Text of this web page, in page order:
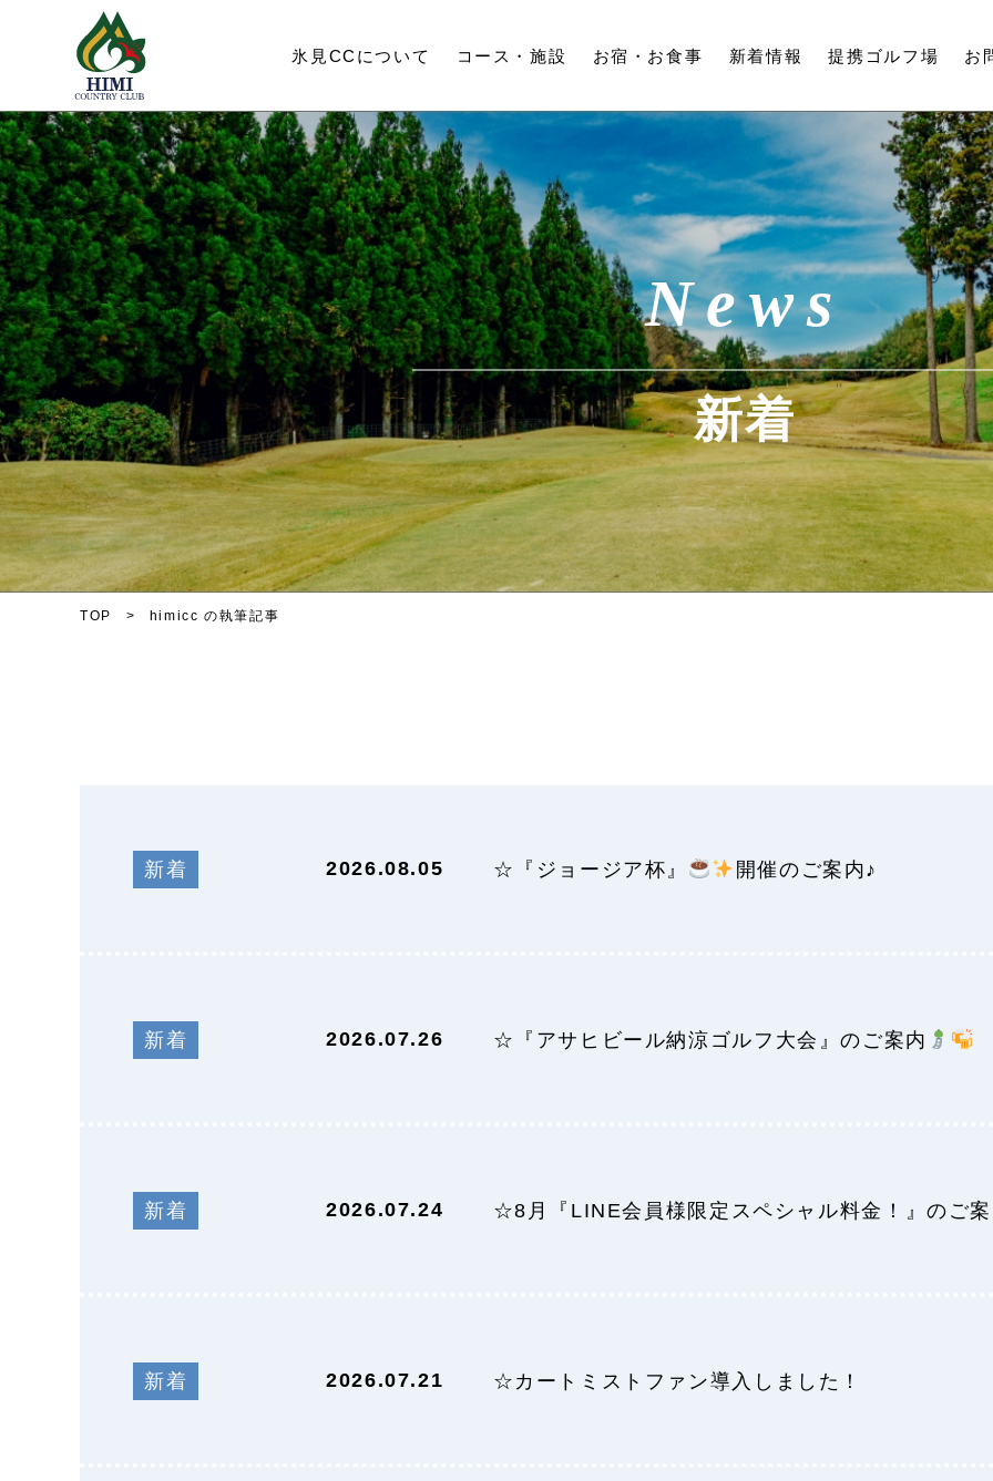
氷見CC について コース・施設 お宿・ お食事 新着情報 提携ゴルフ場 お
News
新着
TOP himicc の執筆記事
新着 2026.08.05 ☆『ジョージア杯』 開催のご案内♪
新着 2026.07.26 ☆『アサヒビール納涼ゴルフ大会』のご案内
新着 2026.07.24 ☆8月『LINE会員様限定スペシャル料金！』のご
新着 2026.07.21 ☆カートミストファン導入しました！